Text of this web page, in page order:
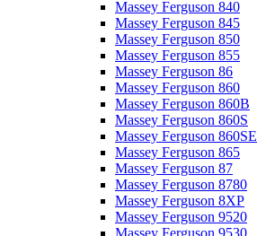
Massey Ferguson 840
Massey Ferguson 845
Massey Ferguson 850
Massey Ferguson 855
Massey Ferguson 86
Massey Ferguson 860
Massey Ferguson 860B
Massey Ferguson 860S
Massey Ferguson 860SE
Massey Ferguson 865
Massey Ferguson 87
Massey Ferguson 8780
Massey Ferguson 8XP
Massey Ferguson 9520
Massey Ferguson 9530